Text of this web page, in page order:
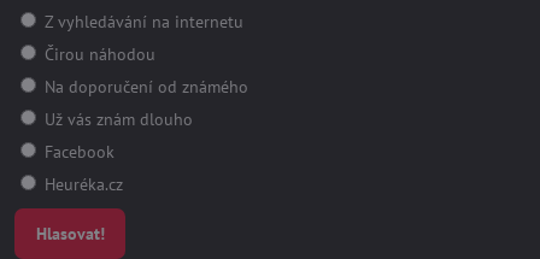
Z vyhledávání na internetu
Čirou náhodou
Na doporučení od známého
Už vás znám dlouho
Facebook
Heuréka.cz
Hlasovat!